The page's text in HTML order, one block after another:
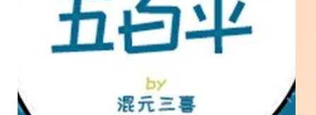
心
得
｜
現
言
情
#70